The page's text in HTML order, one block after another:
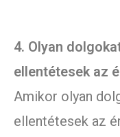
4. Olyan
ellentétesek az
Amikor olyan
ellentétesek az